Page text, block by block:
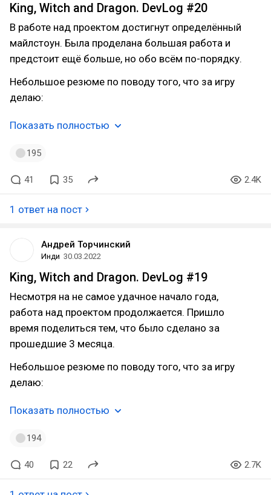
King, Witch and Dragon. DevLog #20
В работе над проектом достигнут определённый
майлстоун. Была проделана большая работа и
предстоит ещё больше, но обо всём по-порядку.
Небольшое резюме по поводу того, что за игру
делаю:
Показать полностью
195
41 35 2.4K
1 ответ на пост
Андрей Торчинский
Инди 30.03.2022
King, Witch and Dragon. DevLog #19
Несмотря на не самое удачное начало года,
работа над проектом продолжается. Пришло
время поделиться тем, что было сделано за
прошедшие 3 месяца.
Небольшое резюме по поводу того, что за игру
делаю:
Показать полностью
194
40 22 2.7K